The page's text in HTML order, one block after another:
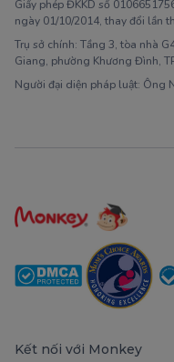
Giấy phép ĐKKD số
ngày 01/10/2014, thay đổi lần
Trụ sở chính: Tầng 3, tòa nhà
Giang, phường Khương Đình,
Người đại diện pháp luật: Ông
Kết nối với Monkey